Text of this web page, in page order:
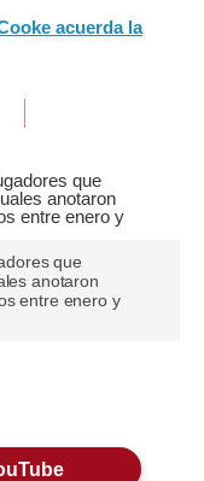
acuerda la
que
anotaron
entre enero y